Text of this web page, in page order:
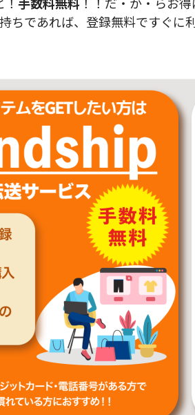
手数料無料 ！！だ・か・らお
ちであれば、登録無料ですぐに